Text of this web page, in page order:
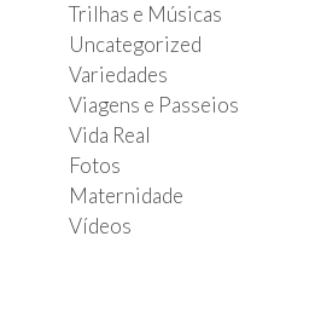
Trilhas e Músicas
Uncategorized
Variedades
Viagens e Passeios
Vida Real
Fotos
Maternidade
Vídeos